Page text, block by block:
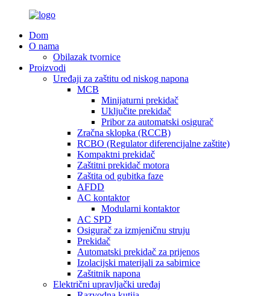
Dom
O nama
Obilazak tvornice
Proizvodi
Uređaji za zaštitu od niskog napona
MCB
Minijaturni prekidač
Uključite prekidač
Pribor za automatski osigurač
Zračna sklopka (RCCB)
RCBO (Regulator diferencijalne zaštite)
Kompaktni prekidač
Zaštitni prekidač motora
Zaštita od gubitka faze
AFDD
AC kontaktor
Modularni kontaktor
AC SPD
Osigurač za izmjeničnu struju
Prekidač
Automatski prekidač za prijenos
Izolacijski materijali za sabirnice
Zaštitnik napona
Električni upravljački uređaj